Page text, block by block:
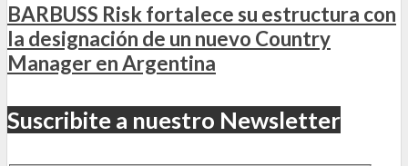
BARBUSS Risk fortalece su estructura con
la designación de un nuevo Country
Manager en Argentina
Suscribite a nuestro Newsletter